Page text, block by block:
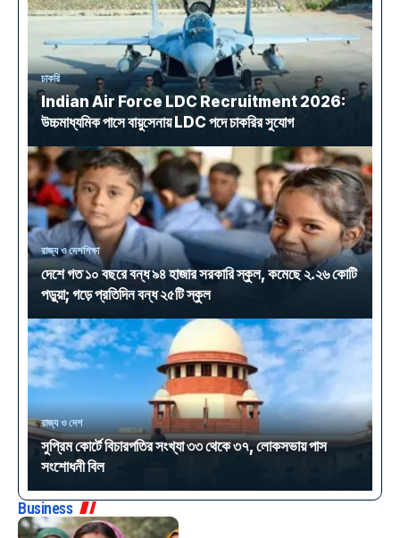
চাকরি
Indian Air Force LDC Recruitment 2026:
উচ্চমাধ্যমিক পাসে বায়ুসেনায় LDC পদে চাকরির সুযোগ
রাজ্য ও দেশশিক্ষা
দেশে গত ১০ বছরে বন্ধ ৯৪ হাজার সরকারি স্কুল, কমেছে ২.২৬ কোটি
পড়ুয়া; গড়ে প্রতিদিন বন্ধ ২৫টি স্কুল
রাজ্য ও দেশ
সুপ্রিম কোর্টে বিচারপতির সংখ্যা ৩৩ থেকে ৩৭, লোকসভায় পাস
সংশোধনী বিল
Business